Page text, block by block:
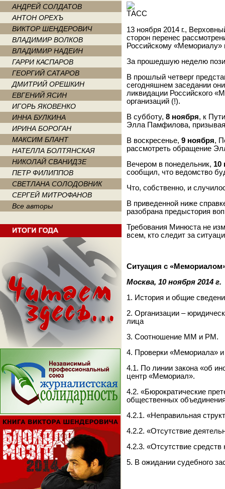
АНДРЕЙ СОЛДАТОВ
АНТОН ОРЕХЪ
ВИКТОР ШЕНДЕРОВИЧ
ВЛАДИМИР ВОЛКОВ
ВЛАДИМИР НАДЕИН
ГАРРИ КАСПАРОВ
ГЕОРГИЙ САТАРОВ
ДМИТРИЙ ОРЕШКИН
ЕВГЕНИЙ ЯСИН
ИГОРЬ ЯКОВЕНКО
ИННА БУЛКИНА
ИРИНА БОРОГАН
МАКСИМ БЛАНТ
НАТЕЛЛА БОЛТЯНСКАЯ
НИКОЛАЙ СВАНИДЗЕ
ПЕТР ФИЛИППОВ
СВЕТЛАНА СОЛОДОВНИК
СЕРГЕЙ МИТРОФАНОВ
Все авторы
13 ноября 2014 г.,
сторон перенес
Российскому «Мемориалу»
За прошедшую неделю
В прошлый четверг
сегодняшнем заседании
ликвидации Российского
организаций (!).
В субботу, 8 ноября, к
Элла Памфилова, призывая
В воскресенье, 9 ноября,
рассмотреть обращение
Вечером в понедельник, 10
сообщил, что ведомство
Что, собственно, и
В приведенной ниже
разобрана предыстория
Требования Минюста не
всем, кто следит за
Ситуация с
Москва, 10 ноября 2014 г.
1. История и общие
2. Организации –
лица
3. Соотношение ММ и РМ.
4. Проверки «Мемориала» и
4.1. По линии закона «об
центр «Мемориал».
4.2. «Бюрократические
общественных
4.2.1. «Неправильная
4.2.2. «Отсутствие
4.2.3. «Отсутствие средств
5. В ожидании судебного